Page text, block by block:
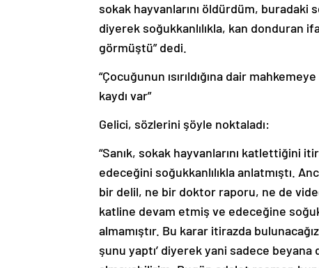
sokak hayvanlarını öldürdüm, buradaki
diyerek soğukkanlılıkla, kan donduran
görmüştü” dedi.
“Çocuğunun ısırıldığına dair
kaydı var”
Gelici, sözlerini şöyle noktaladı:
“Sanık, sokak hayvanlarını katlettiğini
edeceğini soğukkanlılıkla anlatmıştı.
bir delil, ne bir doktor raporu, ne de
katline devam etmiş ve edeceğine
almamıştır. Bu karar itirazda
şunu yaptı’ diyerek yani sadece